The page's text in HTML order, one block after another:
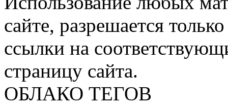
сайте, разрешается
ссылки на
страницу сайта.
ОБЛАКО ТЕГОВ